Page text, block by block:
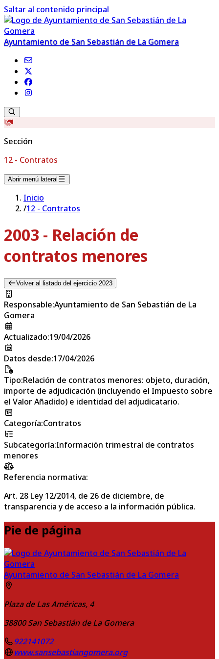
Saltar al contenido principal
Ayuntamiento de San Sebastián de La Gomera
Sección
12 - Contratos
Abrir menú lateral
Inicio
/12 - Contratos
2003 - Relación de
contratos menores
Volver al listado del ejercicio 2023
Responsable:Ayuntamiento de San Sebastián de La
Gomera
Actualizado:19/04/2026
Datos desde:17/04/2026
Tipo:Relación de contratos menores: objeto, duración,
importe de adjudicación (incluyendo el Impuesto sobre
el Valor Añadido) e identidad del adjudicatario.
Categoría:Contratos
Subcategoría:Información trimestral de contratos
menores
Referencia normativa:
Art. 28 Ley 12/2014, de 26 de diciembre, de
transparencia y de acceso a la información pública.
Pie de página
Ayuntamiento de San Sebastián de La Gomera
Plaza de Las Américas, 4
38800 San Sebastián de La Gomera
922141072
www.sansebastiangomera.org